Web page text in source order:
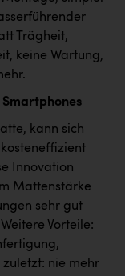
Trägheit,
keine Wartung,
Smartphones
kann sich
Innovation
Mattenstärke
sehr gut
Vorteile:
nie mehr